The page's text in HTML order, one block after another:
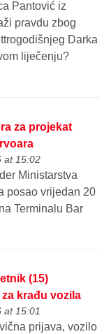
Pantović iz
pravdu zbog
Darka
liječenju?
za projekat
at 15:02
Ministarstva
posao vrijedan 20
Terminalu Bar
(15)
krađu vozila
at 15:01
prijava, vozilo